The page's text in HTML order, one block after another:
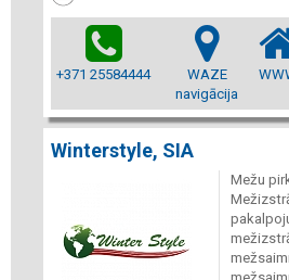
+371 25584444
WAZE
navigācija
Winterstyle, SIA
Mežu